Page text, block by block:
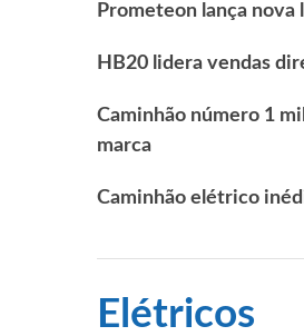
Prometeon lança
HB20 lidera vendas
Caminhão número 1
marca
Caminhão elétrico
Elétricos